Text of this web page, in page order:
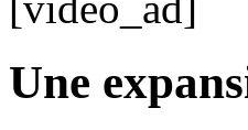
Une